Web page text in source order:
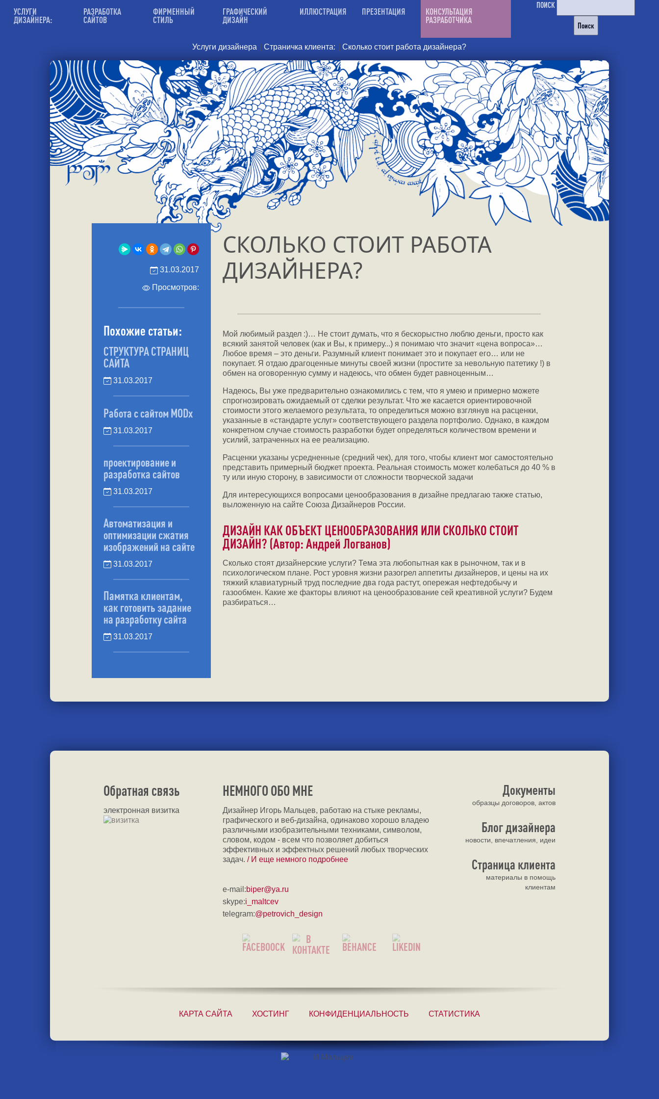
УСЛУГИ
ДИЗАЙНЕРА:
РАЗРАБОТКА
САЙТОВ
ФИРМЕННЫЙ
СТИЛЬ
ГРАФИЧЕСКИЙ
ДИЗАЙН
ИЛЛЮСТРАЦИЯ ПРЕЗЕНТАЦИЯ
КОНСУЛЬТАЦИЯ
РАЗРАБОТЧИКА
ПОИСК
Услуги дизайнера Страничка клиента: Сколько стоит работа дизайнера?
31.03.2017
Просмотров:
Похожие статьи:
СТРУКТУРА СТРАНИЦ
САЙТА
31.03.2017
Работа с сайтом MODx
31.03.2017
проектирование и
разработка сайтов
31.03.2017
Автоматизация и
оптимизации сжатия
изображений на сайте
31.03.2017
Памятка клиентам,
как готовить задание
на разработку сайта
31.03.2017
СКОЛЬКО СТОИТ РАБОТА
ДИЗАЙНЕРА?
Мой любимый раздел :)… Не стоит думать, что я бескорыстно люблю деньги, просто как
всякий занятой человек (как и Вы, к примеру...) я понимаю что значит «цена вопроса»…
Любое время – это деньги. Разумный клиент понимает это и покупает его… или не
покупает. Я отдаю драгоценные минуты своей жизни (простите за невольную патетику !) в
обмен на оговоренную сумму и надеюсь, что обмен будет равноценным…
Надеюсь, Вы уже предварительно ознакомились с тем, что я умею и примерно можете
спрогнозировать ожидаемый от сделки результат. Что же касается ориентировочной
стоимости этого желаемого результата, то определиться можно взглянув на расценки,
указанные в «стандарте услуг» соответствующего раздела портфолио. Однако, в каждом
конкретном случае стоимость разработки будет определяться количеством времени и
усилий, затраченных на ее реализацию.
Расценки указаны усредненные (средний чек), для того, чтобы клиент мог самостоятельно
представить примерный бюджет проекта. Реальная стоимость может колебаться до 40 % в
ту или иную сторону, в зависимости от сложности творческой задачи
Для интересующихся вопросами ценообразования в дизайне предлагаю также статью,
выложенную на сайте Союза Дизайнеров России.
ДИЗАЙН КАК ОБЪЕКТ ЦЕНООБРАЗОВАНИЯ ИЛИ СКОЛЬКО СТОИТ
ДИЗАЙН? (Автор: Андрей Логванов)
Сколько стоят дизайнерские услуги? Тема эта любопытная как в рыночном, так и в
психологическом плане. Рост уровня жизни разогрел аппетиты дизайнеров, и цены на их
тяжкий клавиатурный труд последние два года растут, опережая нефтедобычу и
газообмен. Какие же факторы влияют на ценообразование сей креативной услуги? Будем
разбираться…
Обратная связь
электронная визитка
НЕМНОГО ОБО МНЕ
Дизайнер Игорь Мальцев, работаю на стыке рекламы,
графического и веб-дизайна, одинаково хорошо владею
различными изобразительными техниками, символом,
словом, кодом - всем что позволяет добиться
эффективных и эффектных решений любых творческих
задач. / И еще немного подробнее
e-mail:biper@ya.ru
skype:i_maltcev
telegram:@petrovich_design
Документы
образцы договоров, актов
Блог дизайнера
новости, впечатления, идеи
Страница клиента
материалы в помощь
клиентам
КАРТА САЙТА ХОСТИНГ КОНФИДЕНЦИАЛЬНОСТЬ СТАТИСТИКА